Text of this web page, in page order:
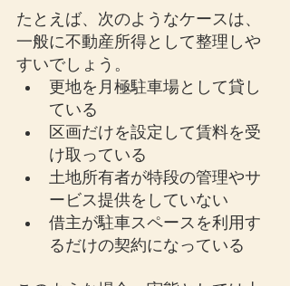
たとえば、次のようなケースは、
一般に不動産所得として整理しや
すいでしょう。
更地を月極駐車場として貸し
ている
区画だけを設定して賃料を受
け取っている
土地所有者が特段の管理やサ
ービス提供をしていない
借主が駐車スペースを利用す
るだけの契約になっている